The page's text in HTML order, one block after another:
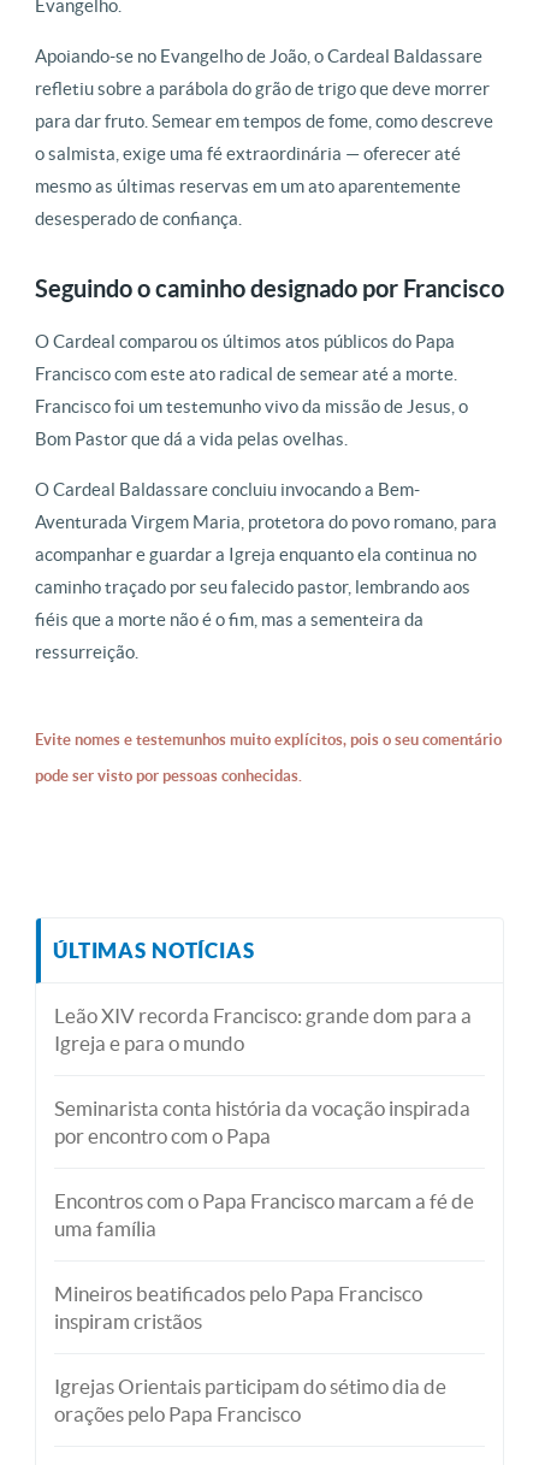
Evangelho.
Apoiando-se no Evangelho de João, o Cardeal Baldassare
refletiu sobre a parábola do grão de trigo que deve morrer
para dar fruto. Semear em tempos de fome, como descreve
o salmista, exige uma fé extraordinária — oferecer até
mesmo as últimas reservas em um ato aparentemente
desesperado de confiança.
Seguindo o caminho designado por Francisco
O Cardeal comparou os últimos atos públicos do Papa
Francisco com este ato radical de semear até a morte.
Francisco foi um testemunho vivo da missão de Jesus, o
Bom Pastor que dá a vida pelas ovelhas.
O Cardeal Baldassare concluiu invocando a Bem-
Aventurada Virgem Maria, protetora do povo romano, para
acompanhar e guardar a Igreja enquanto ela continua no
caminho traçado por seu falecido pastor, lembrando aos
fiéis que a morte não é o fim, mas a sementeira da
ressurreição.
Evite nomes e testemunhos muito explícitos, pois o seu comentário
pode ser visto por pessoas conhecidas.
ÚLTIMAS NOTÍCIAS
Leão XIV recorda Francisco: grande dom para a
Igreja e para o mundo
Seminarista conta história da vocação inspirada
por encontro com o Papa
Encontros com o Papa Francisco marcam a fé de
uma família
Mineiros beatificados pelo Papa Francisco
inspiram cristãos
Igrejas Orientais participam do sétimo dia de
orações pelo Papa Francisco